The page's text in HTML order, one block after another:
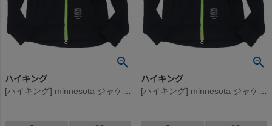
ハイキング
[ハイキング] minnesota ジャケット ネイビー
ハイキング
[ハイキング] minnesota ジャケット ネイビー